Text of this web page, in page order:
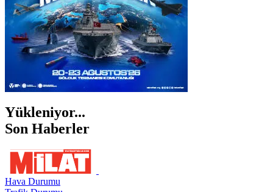
Yükleniyor...
Son Haberler
Hava Durumu